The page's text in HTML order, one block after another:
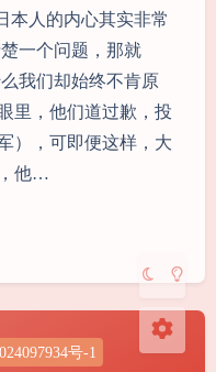
本人的内心其实非常
一个问题，那就
我们却始终不肯原
里，他们道过歉，投
），可即便这样，大
他…
号-1